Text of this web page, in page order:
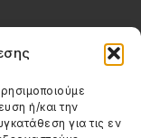
ή/και την
για τις εν